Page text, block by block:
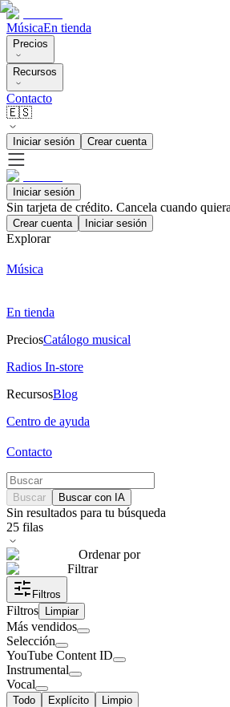
MúsicaEn tienda
Precios
Recursos
Contacto
🇪🇸
Iniciar sesión Crear cuenta
Iniciar sesión
Sin tarjeta de crédito. Cancela cuando
Crear cuenta Iniciar sesión
Explorar
Música
En tienda
PreciosCatálogo musical
Radios In-store
RecursosBlog
Centro de ayuda
Contacto
Buscar Buscar con IA
Sin resultados para tu búsqueda
25 filas
Ordenar por
Filtrar
Filtros
Filtros Limpiar
Más vendidos
Selección
YouTube Content ID
Instrumental
Vocal
Todo Explícito Limpio